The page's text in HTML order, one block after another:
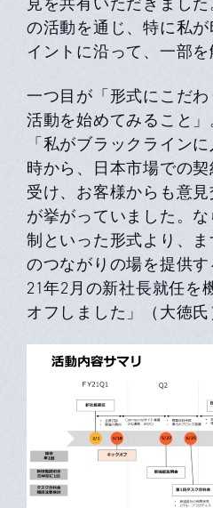
の活動を通じ、特に私
イントに沿って、一部を
一つ目が「形式にこだ
活動を始めてみること」
「私がブラックライン
時から、日本市場での
受け、お客様からも意
が挙がっていました。
制といった形式より、
のつながりの場を提供す
21年2月の新社長就任を
オフしました」（大徳氏